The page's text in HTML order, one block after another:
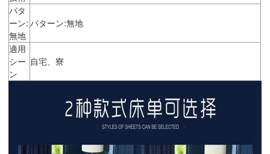
パタ
ーン:
無地
パターン:無地
適用
シー
ン
自宅、寮